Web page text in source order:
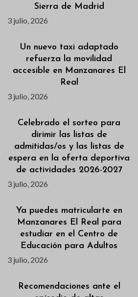
Sierra de Madrid
3 julio, 2026
Un nuevo taxi adaptado
refuerza la movilidad
accesible en Manzanares El
Real
3 julio, 2026
Celebrado el sorteo para
dirimir las listas de
admitidas/os y las listas de
espera en la oferta deportiva
de actividades 2026-2027
3 julio, 2026
Ya puedes matricularte en
Manzanares El Real para
estudiar en el Centro de
Educación para Adultos
3 julio, 2026
Recomendaciones ante el